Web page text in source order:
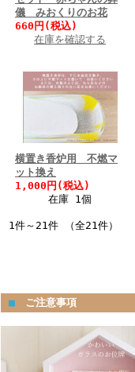
儀 みおくりのお花
660円(税込)
在庫を確認する
横置き香炉用 不燃マ
ット換え
1,000円(税込)
在庫 1個
1件～21件 （全21件）
■ ご注意事項